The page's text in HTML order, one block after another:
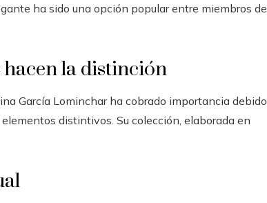
ha sido una opción popular entre miembros de
la distinción
García Lominchar ha cobrado importancia debido
distintivos. Su colección, elaborada en